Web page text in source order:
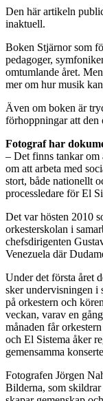
Den här artikeln
inaktuell.
Boken Stjärnor som
pedagoger,
omtumlande året.
mer om hur musik
Även om boken är
förhoppningar att den
Fotograf har
– Det finns tankar om
om att arbeta med
stort, både nationellt
processledare för El
Det var hösten 2010
orkesterskolan i
chefsdirigenten
Venezuela där
Under det första året
sker undervisningen i
på orkestern och
veckan, varav en
månaden får
och El Sistema åker
gemensamma
Fotografen Jörgen
Bilderna, som